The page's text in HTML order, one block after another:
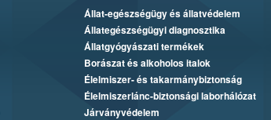
Állat-egészségügy és állatvédelem
Állategészségügyi diagnosztika
Állatgyógyászati termékek
Borászat és alkoholos italok
Élelmiszer- és takarmánybiztonság
Élelmiszerlánc-biztonsági laborhálózat
Járványvédelem